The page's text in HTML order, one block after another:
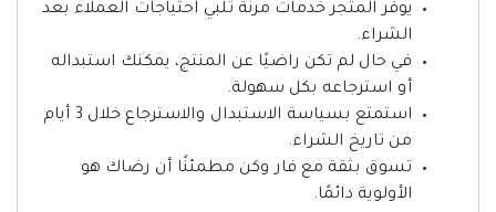
يوفر المتجر خدمات مرنة تلبي احتياجات العملاء بعد
الشراء.
في حال لم تكن راضيًا عن المنتج، يمكنك استبداله
أو استرجاعه بكل سهولة.
استمتع بسياسة الاستبدال والاسترجاع خلال 3 أيام
من تاريخ الشراء.
تسوق بثقة مع فار وكن مطمئنًا أن رضاك هو
الأولوية دائمًا.